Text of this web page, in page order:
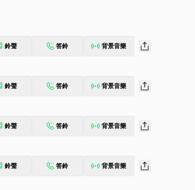
鈴聲 答鈴 背景音樂
鈴聲 答鈴 背景音樂
鈴聲 答鈴 背景音樂
鈴聲 答鈴 背景音樂